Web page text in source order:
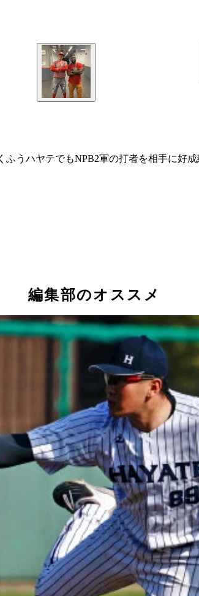
太郎。くふうハヤテでもNPB2軍の打者を
ジムで筋力トレーニングに取り組む
既存のNPB12球団ではあまり見かけない光
うハヤテでもNPB2軍の打者を相手に好
編集部のオススメ